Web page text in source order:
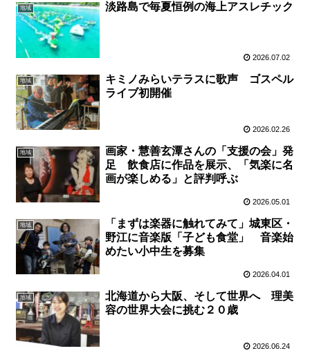
地域 淡路島で毎夏恒例の海上アスレチック
2026.07.02
地域
キミノみらいテラスに歌声 ゴスペル
ライブ初開催
2026.02.26
地域
画家・慧善玄潭さんの「支援の会」発
足 飲食店に作品を展示、「気楽に名
画が楽しめる」と評判呼ぶ
2026.05.01
地域
「まずは楽器に触れてみて」城東区・
野江に音楽版「子ども食堂」 音楽始
めたい小中生を募集
2026.04.01
地域
北海道から大阪、そして世界へ 理美
容の世界大会に挑む２０歳
2026.06.24